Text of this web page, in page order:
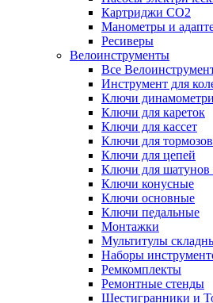
Картриджи CO2
Манометры и
Ресиверы
Велоинструменты
Все
Инструмент для
Ключи
Ключи для кареток
Ключи для кассет
Ключи для тормозов
Ключи для цепей
Ключи для шатунов
Ключи конусные
Ключи основные
Ключи педальные
Монтажки
Мультитулы
Наборы
Ремкомплекты
Ремонтные стенды
Шестигранники и